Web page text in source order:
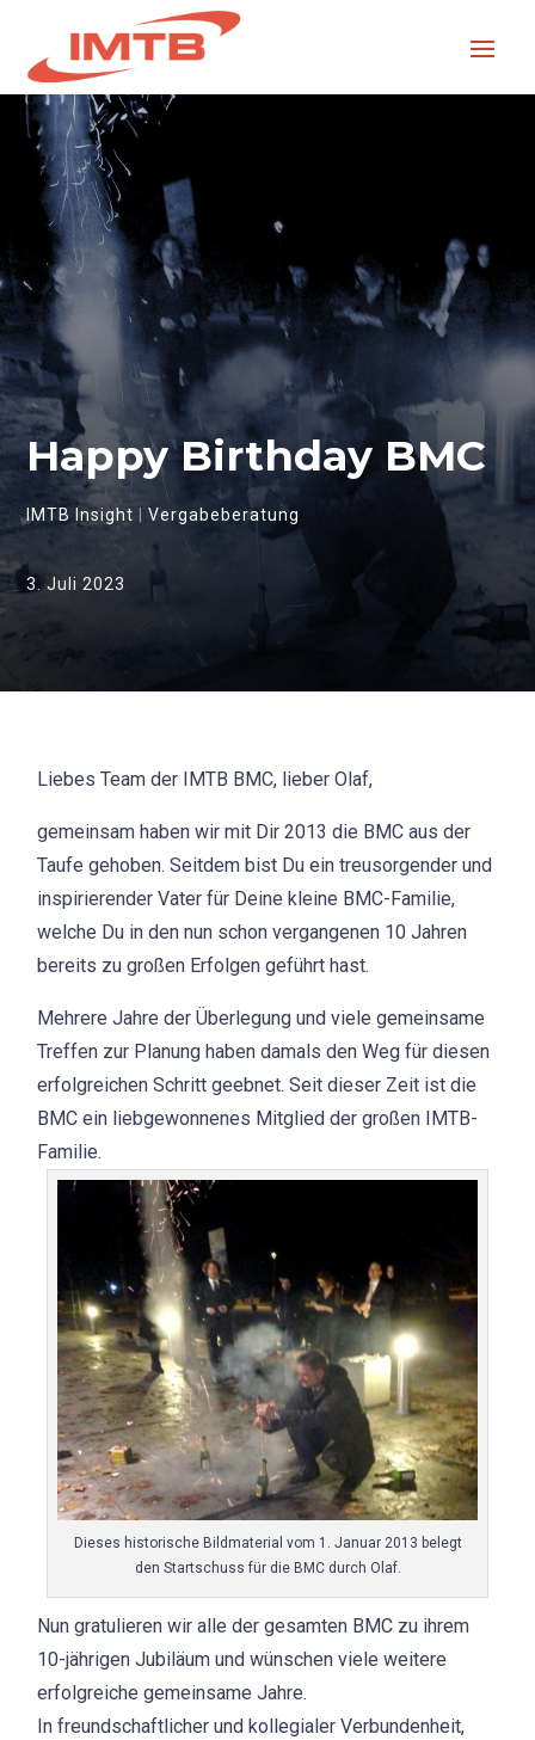
Happy Birthday BMC
IMTB Insight |Vergabeberatung
3. Juli 2023
Liebes Team der IMTB BMC, lieber Olaf,
gemeinsam haben wir mit Dir 2013 die BMC aus der
Taufe gehoben. Seitdem bist Du ein treusorgender und
inspirierender Vater für Deine kleine BMC-Familie,
welche Du in den nun schon vergangenen 10 Jahren
bereits zu großen Erfolgen geführt hast.
Mehrere Jahre der Überlegung und viele gemeinsame
Treffen zur Planung haben damals den Weg für diesen
erfolgreichen Schritt geebnet. Seit dieser Zeit ist die
BMC ein liebgewonnenes Mitglied der großen IMTB-
Familie.
Dieses historische Bildmaterial vom 1. Januar 2013 belegt
den Startschuss für die BMC durch Olaf.
Nun gratulieren wir alle der gesamten BMC zu ihrem
10-jährigen Jubiläum und wünschen viele weitere
erfolgreiche gemeinsame Jahre.
In freundschaftlicher und kollegialer Verbundenheit,